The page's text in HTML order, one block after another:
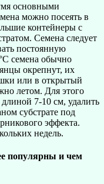
основными
можно посеять в
контейнеры с
Семена следует
постоянную
семена обычно
окрепнут, их
или в открытый
летом. Для этого
7-10 см, удалить
субстрате под
эффекта.
недель.
популярны и чем